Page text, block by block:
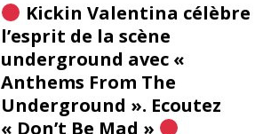
Kickin Valentina célèbre
l’esprit de la scène
underground avec «
Anthems From The
Underground ». Ecoutez
« Don’t Be Mad »